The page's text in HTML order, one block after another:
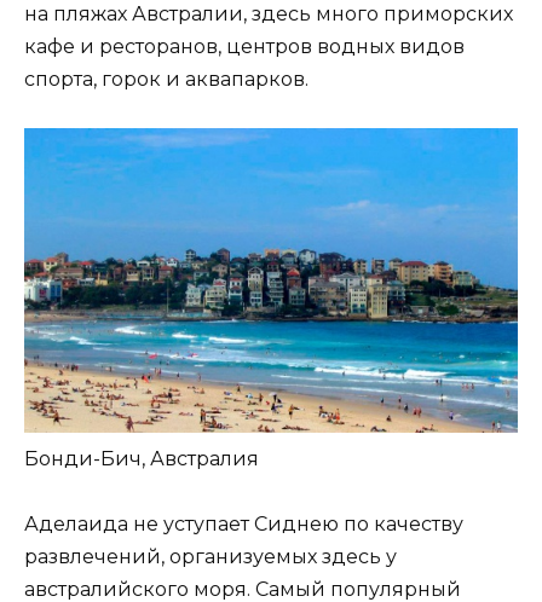
на пляжах Австралии, здесь много приморских
кафе и ресторанов, центров водных видов
спорта, горок и аквапарков.
Бонди-Бич, Австралия
Аделаида не уступает Сиднею по качеству
развлечений, организуемых здесь у
австралийского моря. Самый популярный